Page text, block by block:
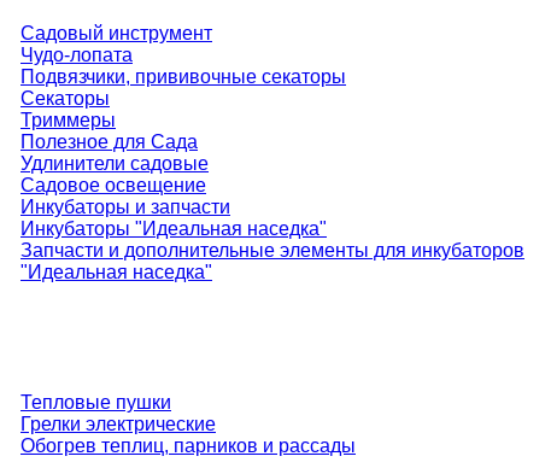
Садовый инструмент
Чудо-лопата
Подвязчики, прививочные секаторы
Секаторы
Триммеры
Полезное для Сада
Удлинители садовые
Садовое освещение
Инкубаторы и запчасти
Инкубаторы "Идеальная наседка"
Запчасти и дополнительные элементы для инкубаторов
"Идеальная наседка"
Тепловые пушки
Грелки электрические
Обогрев теплиц, парников и рассады